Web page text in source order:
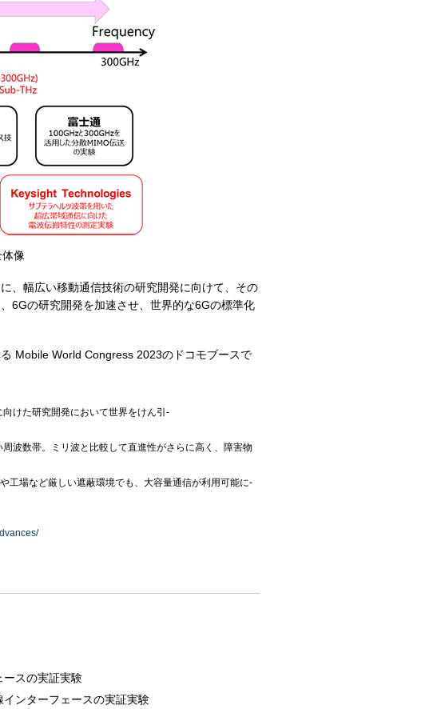
像
、幅広い移動通信技術の研究開発に向けて、その
6Gの研究開発を加速させ、世界的な6Gの標準化
Mobile World Congress 2023のドコモブースで
けた研究開発において世界をけん引-
波数帯。ミリ波と比較して直進性がさらに高く、障害物
工場など厳しい遮蔽環境でも、大容量通信が利用可能に-
ースの実証実験
ンターフェースの実証実験